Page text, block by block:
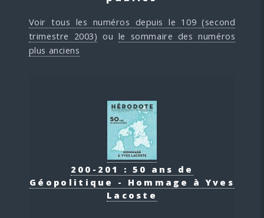
Voir tous les numéros depuis le 109 (second
trimestre 2003) ou le sommaire des numéros
plus anciens
200-201 : 50 ans de
Géopolitique - Hommage à Yves
Lacoste